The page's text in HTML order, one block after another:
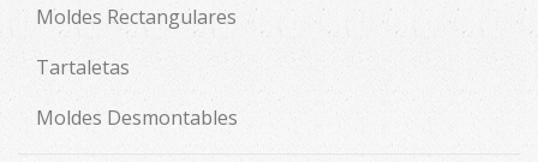
Moldes Rectangulares
Tartaletas
Moldes Desmontables